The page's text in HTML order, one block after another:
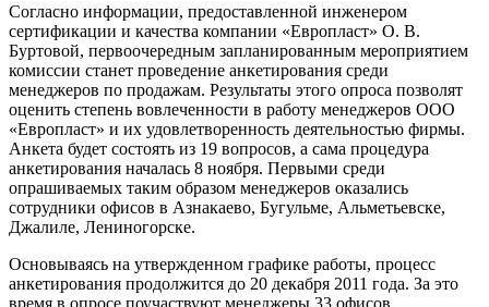
Согласно информации, предоставленной инженером
сертификации и качества компании «Европласт» О. В.
Буртовой, первоочередным запланированным мероприятием
комиссии станет проведение анкетирования среди
менеджеров по продажам. Результаты этого опроса позволят
оценить степень вовлеченности в работу менеджеров ООО
«Европласт» и их удовлетворенность деятельностью фирмы.
Анкета будет состоять из 19 вопросов, а сама процедура
анкетирования началась 8 ноября. Первыми среди
опрашиваемых таким образом менеджеров оказались
сотрудники офисов в Азнакаево, Бугульме, Альметьевске,
Джалиле, Лениногорске.
Основываясь на утвержденном графике работы, процесс
анкетирования продолжится до 20 декабря 2011 года. За это
время в опросе поучаствуют менеджеры 33 офисов